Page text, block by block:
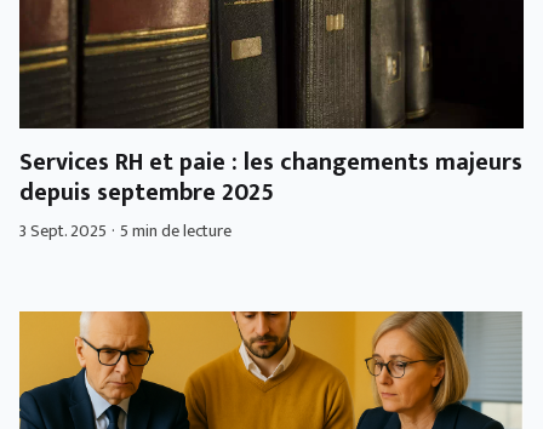
Services RH et paie : les changements majeurs
depuis septembre 2025
3 Sept. 2025 · 5 min de lecture